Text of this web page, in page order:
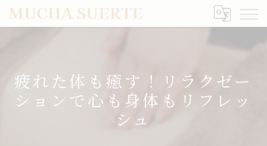
疲れた体も癒す！リラクゼー
ションで心も身体もリフレッ
シュ